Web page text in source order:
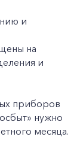
и
на
и
приборов
нужно
месяца.